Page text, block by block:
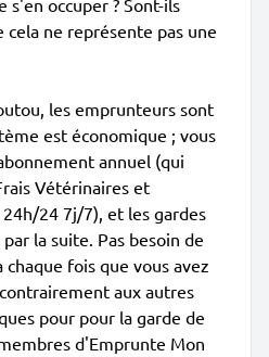
s'en occuper ? Sont-ils
cela ne représente pas une
les emprunteurs sont
est économique ; vous
annuel (qui
Vétérinaires et
24 7j/7), et les gardes
la suite. Pas besoin de
fois que vous avez
aux autres
pour pour la garde de
d'Emprunte Mon